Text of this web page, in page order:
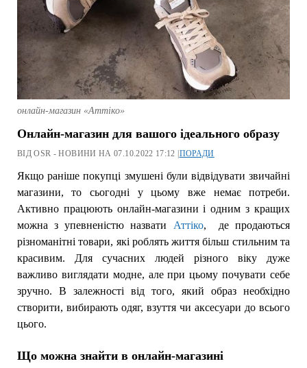
онлайн-магазин «Аттіко»
Онлайн-магазин для вашого ідеального образу
ВІД OSR - НОВИНИ НА 07.10.2022 17:12 | ПОРАДИ
Якщо раніше покупці змушені були відвідувати звичайні
магазини, то сьогодні у цьому вже немає потреби.
Активно працюють онлайн-магазини і одним з кращих
можна з упевненістю назвати Аттіко, де продаються
різноманітні товари, які роблять життя більш стильним та
красивим. Для сучасних людей різного віку дуже
важливо виглядати модне, але при цьому почувати себе
зручно. В залежності від того, який образ необхідно
створити, вибирають одяг, взуття чи аксесуари до всього
цього.
Що можна знайти в онлайн-магазині